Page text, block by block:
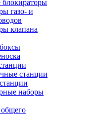
газо- и
клапана
станции
наборы